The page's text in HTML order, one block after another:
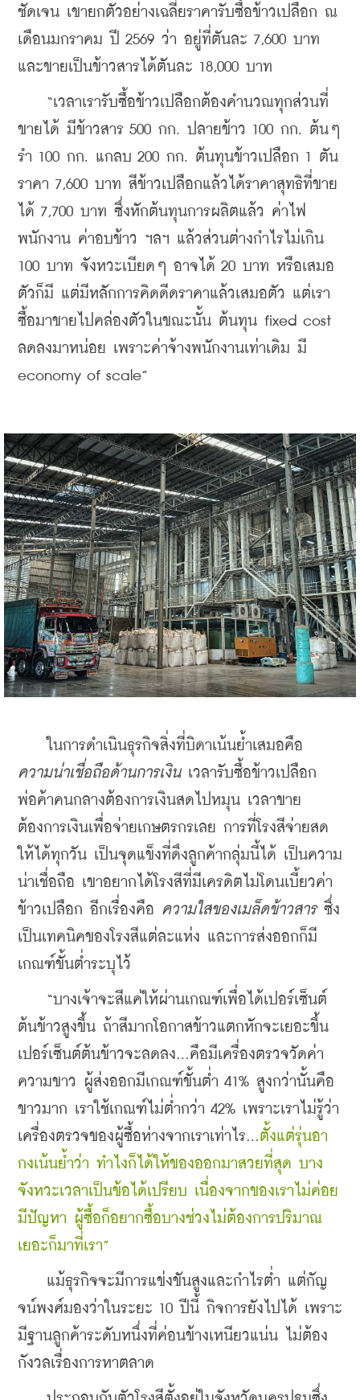
ชัดเจน เขายกตัวอย่างเฉลี่ยราคารับซื้อข้าวเปลือก ณ
เดือนมกราคม ปี 2569 ว่า อยู่ที่ตันละ 7,600 บาท
และขายเป็นข้าวสารได้ตันละ 18,000 บาท
“เวลาเรารับซื้อข้าวเปลือกต้องคำนวณทุกส่วนที่
ขายได้ มีข้าวสาร 500 กก. ปลายข้าว 100 กก. ต้นๆ
รำ 100 กก. แกลบ 200 กก. ต้นทุนข้าวเปลือก 1 ตัน
ราคา 7,600 บาท สีข้าวเปลือกแล้วได้ราคาสุทธิที่ขาย
ได้ 7,700 บาท ซึ่งหักต้นทุนการผลิตแล้ว ค่าไฟ
พนักงาน ค่าอบข้าว ฯลฯ แล้วส่วนต่างกำไรไม่เกิน
100 บาท จังหวะเบียดๆ อาจได้ 20 บาท หรือเสมอ
ตัวก็มี แต่มีหลักการคิดดีดราคาแล้วเสมอตัว แต่เรา
ซื้อมาขายไปคล่องตัวในขณะนั้น ต้นทุน fixed cost
ลดลงมาหน่อย เพราะค่าจ้างพนักงานเท่าเดิม มี
economy of scale”
ความน่าเชื่อถือด้านการเงิน เวลารับซื้อข้าวเปลือก
พ่อค้าคนกลางต้องการเงินสดไปหมุน เวลาขาย
ต้องการเงินเพื่อจ่ายเกษตรกรเลย การที่โรงสีจ่ายสด
ให้ได้ทุกวัน เป็นจุดแข็งที่ดึงลูกค้ากลุ่มนี้ได้ เป็นความ
น่าเชื่อถือ เขาอยากได้โรงสีที่มีเครดิตไม่โดนเบี้ยวค่า
ข้าวเปลือก อีกเรื่องคือ ความใสของเมล็ดข้าวสาร ซึ่ง
เป็นเทคนิคของโรงสีแต่ละแห่ง และการส่งออกก็มี
เกณฑ์ขั้นต่ำระบุไว้
“บางเจ้าจะสีแค่ให้ผ่านเกณฑ์เพื่อได้เปอร์เซ็นต์
ต้นข้าวสูงขึ้น ถ้าสีมากโอกาสข้าวแตกหักจะเยอะขึ้น
เปอร์เซ็นต์ต้นข้าวจะลดลง...คือมีเครื่องตรวจวัดค่า
ความขาว ผู้ส่งออกมีเกณฑ์ขั้นต่ำ 41% สูงกว่านั้นคือ
ขาวมาก เราใช้เกณฑ์ไม่ต่ำกว่า 42% เพราะเราไม่รู้ว่า
เครื่องตรวจของผู้ซื้อห่างจากเราเท่าไร...ตั้งแต่รุ่นอา
กงเน้นย้ำว่า ทำไงก็ได้ให้ของออกมาสวยที่สุด บาง
จังหวะเวลาเป็นข้อได้เปรียบ เนื่องจากของเราไม่ค่อย
มีปัญหา ผู้ซื้อก็อยากซื้อบางช่วงไม่ต้องการปริมาณ
เยอะก็มาที่เรา”
แม้ธุรกิจจะมีการแข่งขันสูงและกำไรต่ำ แต่กัญ
จน์พงศ์มองว่าในระยะ 10 ปีนี้ กิจการยังไปได้ เพราะ
มีฐานลูกค้าระดับหนึ่งที่ค่อนข้างเหนียวแน่น ไม่ต้อง
กังวลเรื่องการหาตลาด